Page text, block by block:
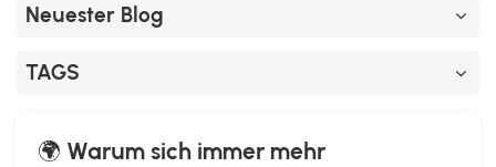
Neuester Blog
TAGS
🌍 Warum sich immer mehr